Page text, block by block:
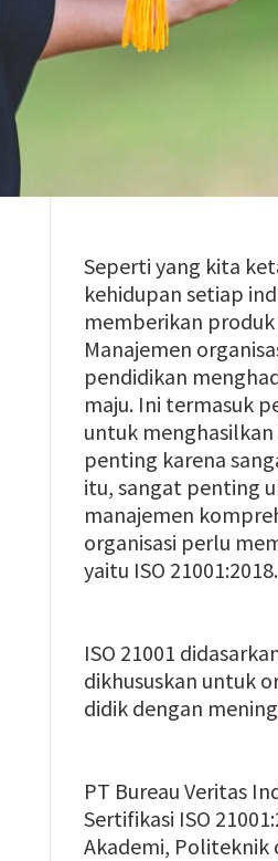
Seperti yang kita
kehidupan setiap
memberikan
Manajemen
pendidikan
maju. Ini termasuk
untuk menghasilkan
penting karena
itu, sangat penting
manajemen
organisasi perlu
yaitu ISO 21001:2018.
ISO 21001
dikhususkan untuk
didik dengan
PT Bureau Veritas
Sertifikasi ISO
Akademi, Politeknik